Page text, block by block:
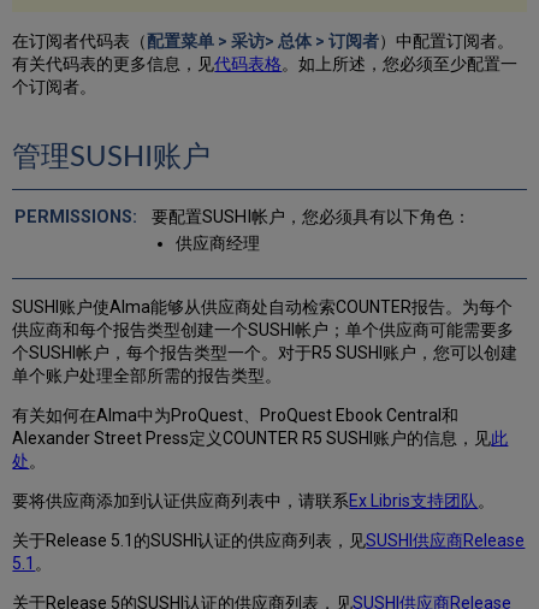
在订阅者代码表（配置菜单 > 采访> 总体 > 订阅者）中配置订阅者。
有关代码表的更多信息，见代码表格。如上所述，您必须至少配置一
个订阅者。
管理SUSHI账户
要配置SUSHI帐户，您必须具有以下角色：
供应商经理
SUSHI账户使Alma能够从供应商处自动检索COUNTER报告。为每个
供应商和每个报告类型创建一个SUSHI帐户；单个供应商可能需要多
个SUSHI帐户，每个报告类型一个。对于R5 SUSHI账户，您可以创建
单个账户处理全部所需的报告类型。
有关如何在Alma中为ProQuest、ProQuest Ebook Central和
Alexander Street Press定义COUNTER R5 SUSHI账户的信息，见此
处。
要将供应商添加到认证供应商列表中，请联系Ex Libris支持团队。
关于Release 5.1的SUSHI认证的供应商列表，见SUSHI供应商Release
5.1 。
关于Release 5的SUSHI认证的供应商列表，见SUSHI供应商Release